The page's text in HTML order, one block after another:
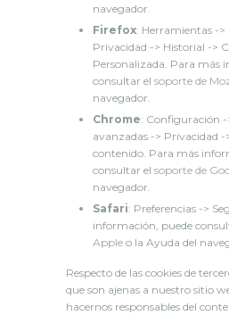
navegador.
Firefox: Herramientas ->
Privacidad -> Historial ->
Personalizada. Para más
consultar el soporte de
navegador.
Chrome: Configuración
avanzadas -> Privacidad
contenido. Para más
consultar el soporte de
navegador.
Safari: Preferencias ->
información, puede
Apple o la Ayuda del
Respecto de las cookies de
que son ajenas a nuestro sitio
hacernos responsables del